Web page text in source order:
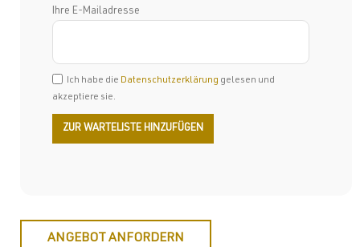
Ihre E-Mailadresse
Ich habe die Datenschutzerklärung gelesen und
akzeptiere sie.
ANGEBOT ANFORDERN